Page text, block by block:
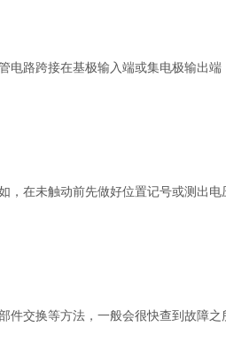
电路跨接在基极输入端或集电极输出端
，在未触动前先做好位置记号或测出电
件交换等方法，一般会很快查到故障之